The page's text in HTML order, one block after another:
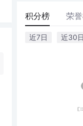
积分榜 荣
近7日 近30日